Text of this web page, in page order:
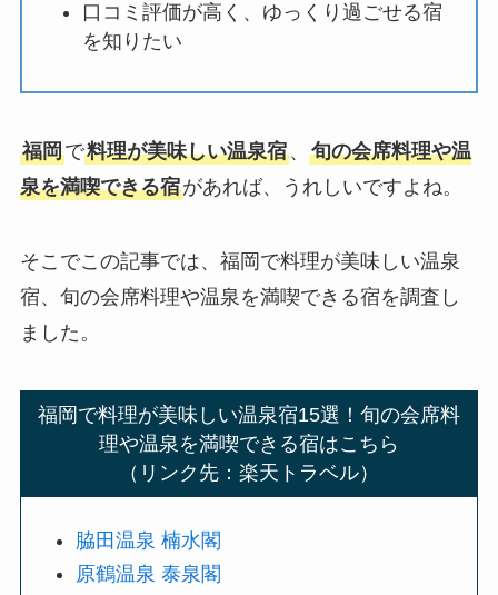
口コミ評価が高く、ゆっくり過ごせる宿
を知りたい
福岡で料理が美味しい温泉宿、 旬の会席料理や温
泉を満喫できる宿があれば、うれしいですよね。
そこでこの記事では、福岡で料理が美味しい温泉
宿、旬の会席料理や温泉を満喫できる宿を調査し
ました。
福岡で料理が美味しい温泉宿15選！旬の会席料
理や温泉を満喫できる宿はこちら
（リンク先：楽天トラベル）
脇田温泉 楠水閣
原鶴温泉 泰泉閣